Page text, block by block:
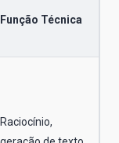
Função Técnica
Raciocínio,